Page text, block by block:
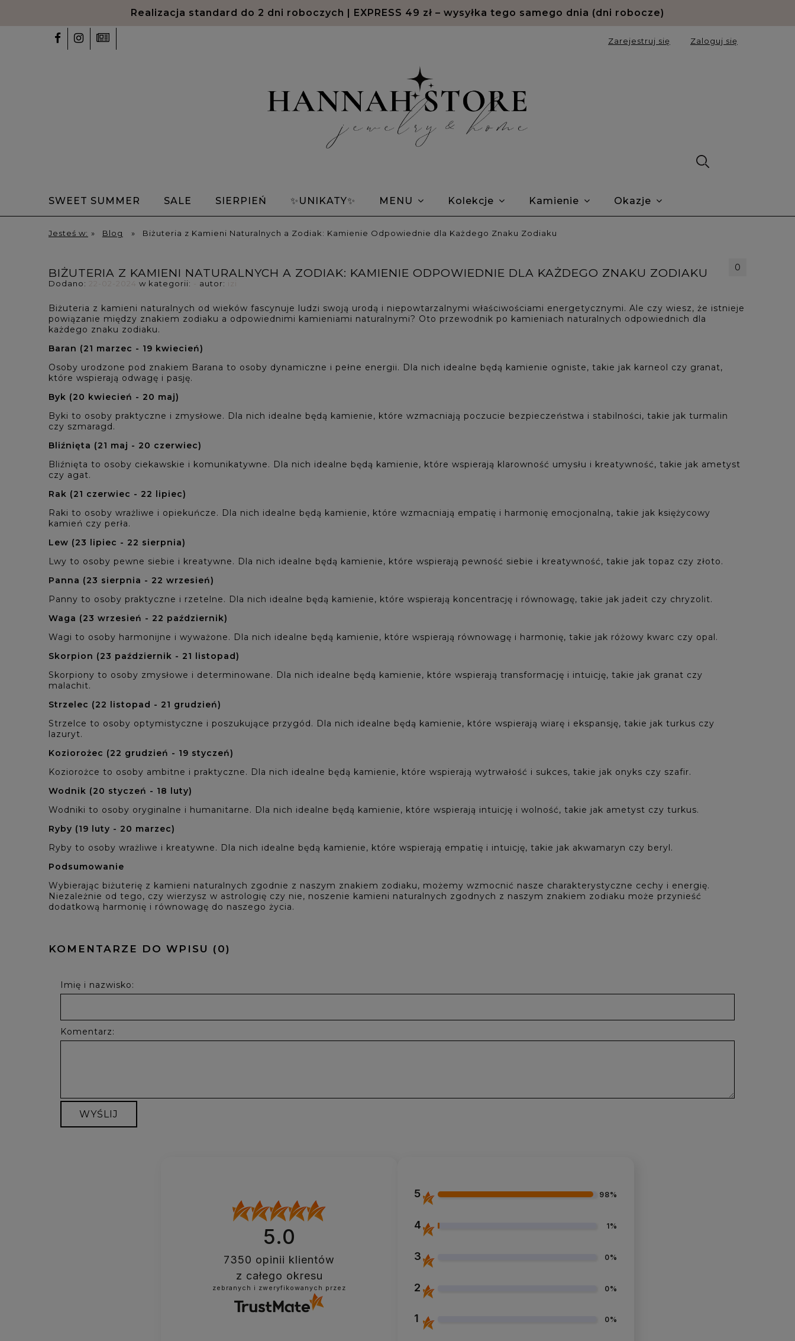
Realizacja standard do 2 dni roboczych | EXPRESS 49 zł – wysyłka tego samego dnia (dni robocze)
Zarejestruj się Zaloguj się
SWEET SUMMER SALE SIERPIEŃ ✨UNIKATY✨ MENU Kolekcje Kamienie Okazje
✨Talizmany✨ Bransoletki z alfabetem Morse'a Bransoletki znaki zodiaku Opinie Trustmate
Jesteś w: » Blog » Biżuteria z Kamieni Naturalnych a Zodiak: Kamienie Odpowiednie dla Każdego Znaku Zodiaku
BIŻUTERIA Z KAMIENI NATURALNYCH A ZODIAK: KAMIENIE ODPOWIEDNIE DLA KAŻDEGO ZNAKU ZODIAKU 0
Dodano: w kategorii: autor:
Biżuteria z kamieni naturalnych od wieków fascynuje ludzi swoją urodą i niepowtarzalnymi właściwościami energetycznymi. Ale czy wiesz, że istnieje
powiązanie między znakiem zodiaku a odpowiednimi kamieniami naturalnymi? Oto przewodnik po kamieniach naturalnych odpowiednich dla
każdego znaku zodiaku.
Baran (21 marzec - 19 kwiecień)
Osoby urodzone pod znakiem Barana to osoby dynamiczne i pełne energii. Dla nich idealne będą kamienie ogniste, takie jak karneol czy granat,
które wspierają odwagę i pasję.
Byk (20 kwiecień - 20 maj)
Byki to osoby praktyczne i zmysłowe. Dla nich idealne będą kamienie, które wzmacniają poczucie bezpieczeństwa i stabilności, takie jak turmalin
czy szmaragd.
Bliźnięta (21 maj - 20 czerwiec)
Bliźnięta to osoby ciekawskie i komunikatywne. Dla nich idealne będą kamienie, które wspierają klarowność umysłu i kreatywność, takie jak ametyst
czy agat.
Rak (21 czerwiec - 22 lipiec)
Raki to osoby wrażliwe i opiekuńcze. Dla nich idealne będą kamienie, które wzmacniają empatię i harmonię emocjonalną, takie jak księżycowy
kamień czy perła.
Lew (23 lipiec - 22 sierpnia)
Lwy to osoby pewne siebie i kreatywne. Dla nich idealne będą kamienie, które wspierają pewność siebie i kreatywność, takie jak topaz czy złoto.
Panna (23 sierpnia - 22 wrzesień)
Panny to osoby praktyczne i rzetelne. Dla nich idealne będą kamienie, które wspierają koncentrację i równowagę, takie jak jadeit czy chryzolit.
Waga (23 wrzesień - 22 październik)
Wagi to osoby harmonijne i wyważone. Dla nich idealne będą kamienie, które wspierają równowagę i harmonię, takie jak różowy kwarc czy opal.
Skorpion (23 październik - 21 listopad)
Skorpiony to osoby zmysłowe i determinowane. Dla nich idealne będą kamienie, które wspierają transformację i intuicję, takie jak granat czy
malachit.
Strzelec (22 listopad - 21 grudzień)
Strzelce to osoby optymistyczne i poszukujące przygód. Dla nich idealne będą kamienie, które wspierają wiarę i ekspansję, takie jak turkus czy
lazuryt.
Koziorożec (22 grudzień - 19 styczeń)
Koziorożce to osoby ambitne i praktyczne. Dla nich idealne będą kamienie, które wspierają wytrwałość i sukces, takie jak onyks czy szafir.
Wodnik (20 styczeń - 18 luty)
Wodniki to osoby oryginalne i humanitarne. Dla nich idealne będą kamienie, które wspierają intuicję i wolność, takie jak ametyst czy turkus.
Ryby (19 luty - 20 marzec)
Ryby to osoby wrażliwe i kreatywne. Dla nich idealne będą kamienie, które wspierają empatię i intuicję, takie jak akwamaryn czy beryl.
Podsumowanie
Wybierając biżuterię z kamieni naturalnych zgodnie z naszym znakiem zodiaku, możemy wzmocnić nasze charakterystyczne cechy i energię.
Niezależnie od tego, czy wierzysz w astrologię czy nie, noszenie kamieni naturalnych zgodnych z naszym znakiem zodiaku może przynieść
dodatkową harmonię i równowagę do naszego życia.
KOMENTARZE DO WPISU (0)
Imię i nazwisko:
Komentarz:
WYŚLIJ
5.0
7350 opinii klientów
z całego okresu
zebranych i zweryfikowanych przez
5 98%
4 1%
3 0%
2 0%
1 0%